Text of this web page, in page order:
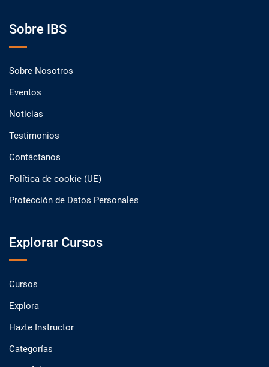
Sobre IBS
Sobre Nosotros
Eventos
Noticias
Testimonios
Contáctanos
Política de cookie (UE)
Protección de Datos Personales
Explorar Cursos
Cursos
Explora
Hazte Instructor
Categorías